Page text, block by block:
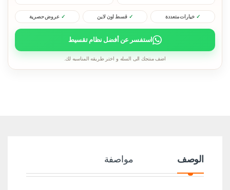
خيارات متعددة قسط اون لاين عروض حصرية
استفسر عن أفضل نظام تقسيط
اضف منتجك الى السله و اختر طريقه المناسبه لك.
الوصف مواصفة